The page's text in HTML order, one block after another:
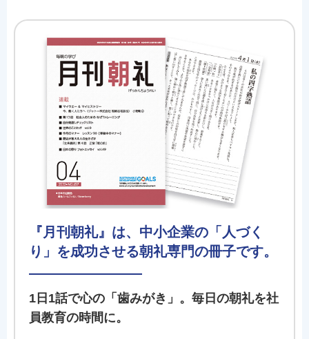
『月刊朝礼』は、中小企業の「人づく
り」を成功させる朝礼専門の冊子です。
1日1話で心の「歯みがき」。毎日の朝礼を社
員教育の時間に。